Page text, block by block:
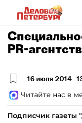
PR-
16 июля 2014
Читайте нас в
Подписчик газеты